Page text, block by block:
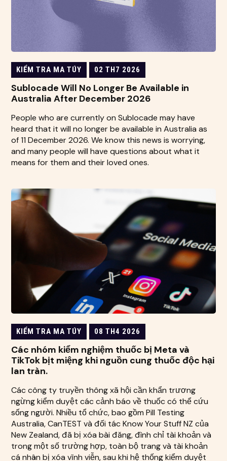
KIỂM TRA MA TÚY 02 TH7 2026
Sublocade Will No Longer Be Available in
Australia After December 2026
People who are currently on Sublocade may have
heard that it will no longer be available in Australia as
of 11 December 2026. We know this news is worrying,
and many people will have questions about what it
means for them and their loved ones.
KIỂM TRA MA TÚY 08 TH4 2026
Các nhóm kiểm nghiệm thuốc bị Meta và
TikTok bịt miệng khi nguồn cung thuốc độc hại
lan tràn.
Các công ty truyền thông xã hội cần khẩn trương
ngừng kiểm duyệt các cảnh báo về thuốc có thể cứu
sống người. Nhiều tổ chức, bao gồm Pill Testing
Australia, CanTEST và đối tác Know Your Stuff NZ của
New Zealand, đã bị xóa bài đăng, đình chỉ tài khoản và
trong một số trường hợp, toàn bộ trang và tài khoản
cá nhân bị xóa vĩnh viễn, sau khi hệ thống kiểm duyệt